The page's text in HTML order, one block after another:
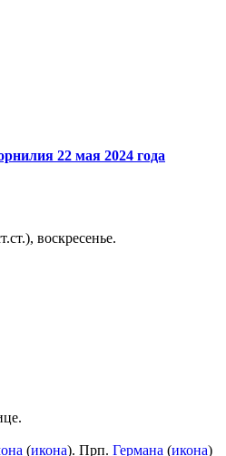
22 мая 2024 года
воскресенье.
(икона). Прп. Германа (икона)